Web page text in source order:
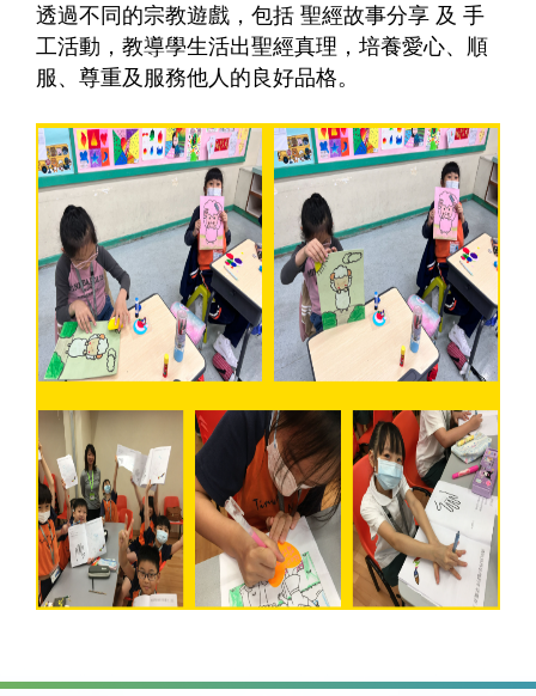
透過不同的宗教遊戲，包括 聖經故事分享 及 手
工活動，教導學生活出聖經真理，培養愛心、順
服、尊重及服務他人的良好品格。